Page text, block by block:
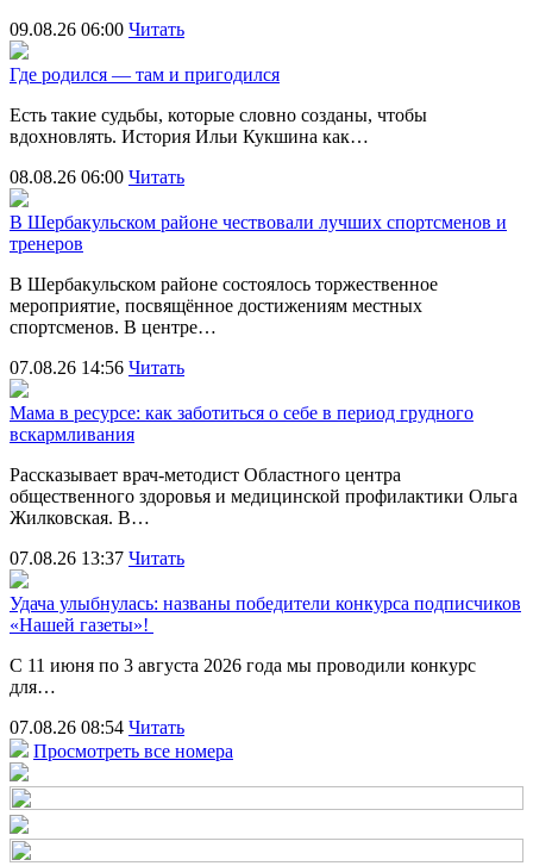
09.08.26 06:00 Читать
Где родился — там и пригодился
Есть такие судьбы, которые словно созданы, чтобы
вдохновлять. История Ильи Кукшина как…
08.08.26 06:00 Читать
В Шербакульском районе чествовали лучших спортсменов и
тренеров
В Шербакульском районе состоялось торжественное
мероприятие, посвящённое достижениям местных
спортсменов. В центре…
07.08.26 14:56 Читать
Мама в ресурсе: как заботиться о себе в период грудного
вскармливания
Рассказывает врач-методист Областного центра
общественного здоровья и медицинской профилактики Ольга
Жилковская. В…
07.08.26 13:37 Читать
Удача улыбнулась: названы победители конкурса подписчиков
«Нашей газеты»!
С 11 июня по 3 августа 2026 года мы проводили конкурс
для…
07.08.26 08:54 Читать
Просмотреть все номера